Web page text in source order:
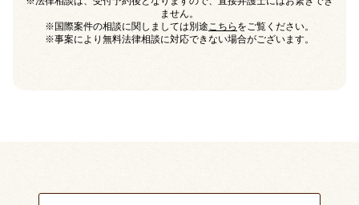
ません。
※国際案件の相談に関しましては別途こちら をご覧ください。
※事案により無料法律相談に対応できない場合がございます。